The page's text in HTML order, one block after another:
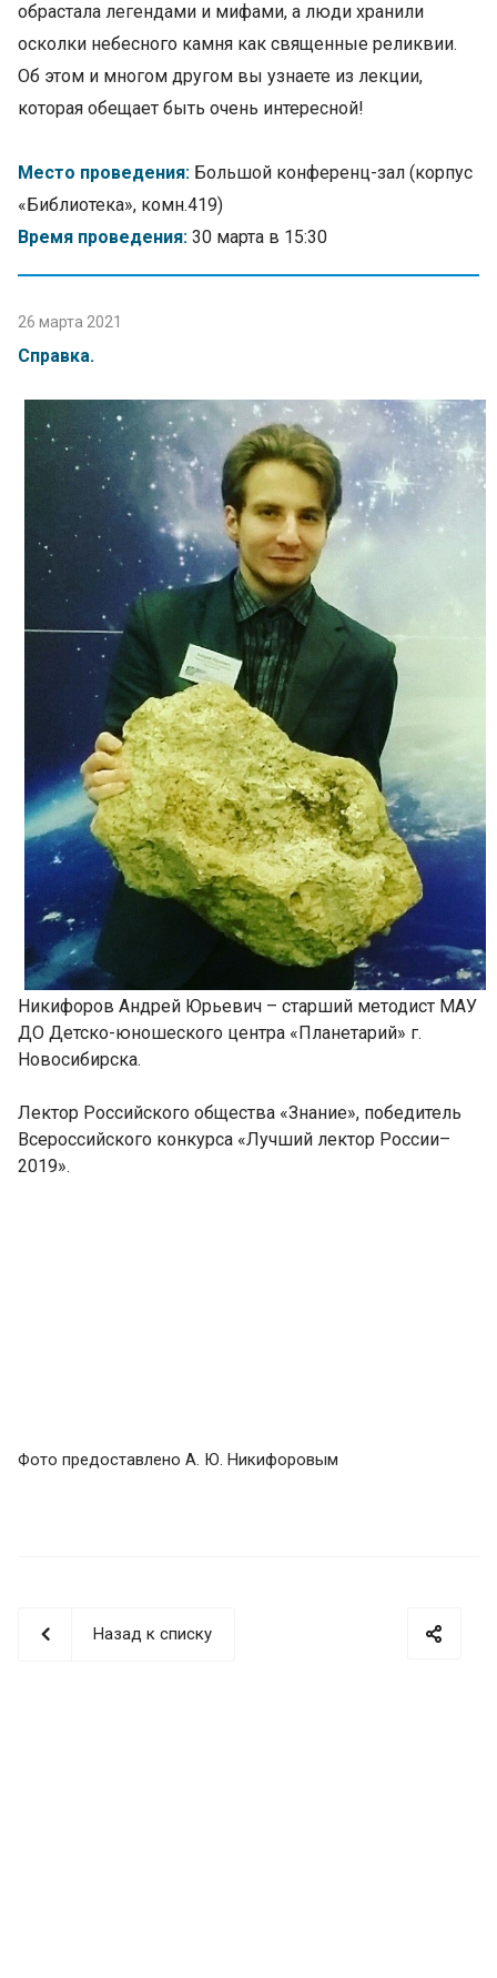
обрастала легендами и мифами, а люди хранили
осколки небесного камня как священные реликвии.
Об этом и многом другом вы узнаете из лекции,
которая обещает быть очень интересной!
Место проведения: Большой конференц-зал (корпус
«Библиотека», комн.419)
Время проведения: 30 марта в 15:30
26 марта 2021
Справка.
Никифоров Андрей Юрьевич – старший методист МАУ
ДО Детско-юношеского центра «Планетарий» г.
Новосибирска.
Лектор Российского общества «Знание», победитель
Всероссийского конкурса «Лучший лектор России–
2019».
Фото предоставлено А. Ю. Никифоровым
Назад к списку